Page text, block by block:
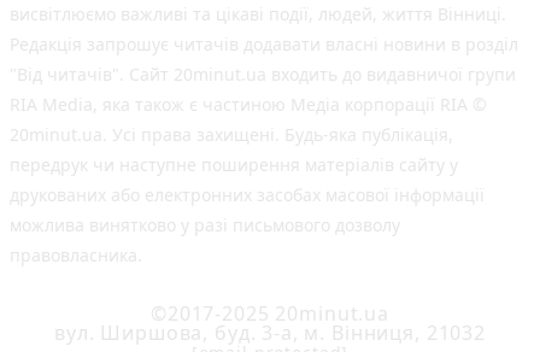
висвітлюємо важливі та цікаві події, людей, життя Вінниці.
Редакція запрошує читачів додавати власні новини в розділ
"Від читачів". Сайт 20minut.ua входить до видавничої групи
RIA Media, яка також є частиною Медіа корпорації RIA ©
20minut.ua. Усі права захищені. Будь-яка публiкацiя,
передрук чи наступне поширення матеріалів сайту у
друкованих або електронних засобах масової інформації
можлива винятково у разі письмового дозволу
правовласника.
©2017-2025 20minut.ua
вул. Ширшова, буд. 3-а, м. Вінниця, 21032